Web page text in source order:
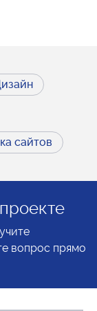
сайтов
вопрос прямо